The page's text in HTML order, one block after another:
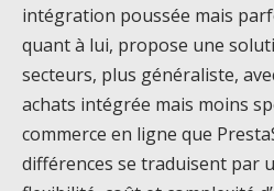
intégration poussée mais
quant à lui, propose une
secteurs, plus généraliste,
achats intégrée mais moins
commerce en ligne que
différences se traduisent par